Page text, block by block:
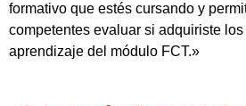
formativo que estés cursando y
competentes evaluar si adquiriste
aprendizaje del módulo FCT.»